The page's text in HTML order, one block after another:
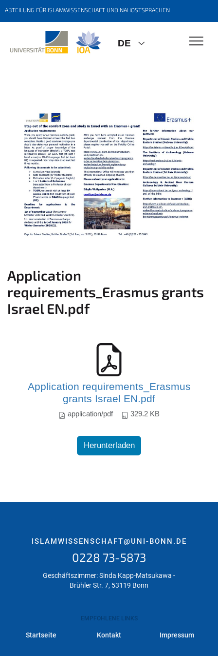
ABTEILUNG FÜR ISLAMWISSENSCHAFT UND NAHOSTSPRACHEN
DE
Application
requirements_Erasmus grants
Israel EN.pdf
Application requirements_Erasmus
grants Israel EN.pdf
application/pdf 329.2 KB
Herunterladen
ISLAMWISSENSCHAFT@UNI-BONN.DE
0228 73-5873
Geschäftszimmer: Sinda Kapp-Matsukawa -
Brühler Str. 7, 53119 Bonn
EMPFOHLENE LINKS
Startseite Kontakt Impressum